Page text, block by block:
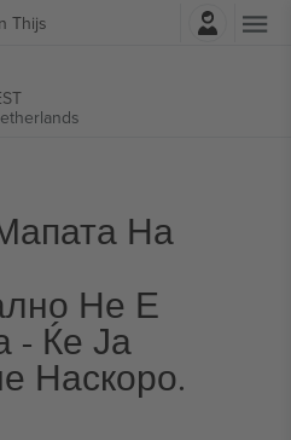
Thijs
На
Не Е
- Ќе Ја
Наскоро.